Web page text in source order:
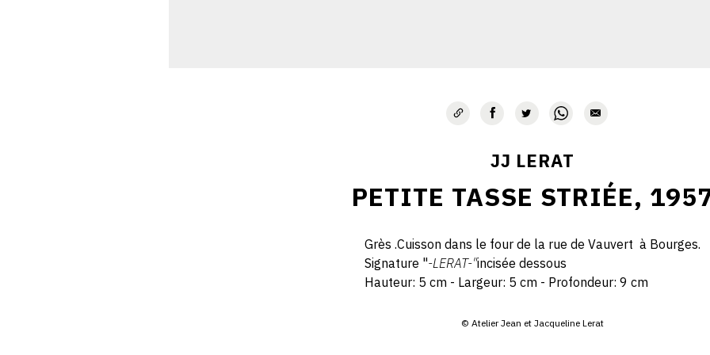
JJ LERAT
PETITE TASSE STRIÉE,
Grès .Cuisson dans le four de la rue de Vauvert à Bourges.
Signature "-LERAT-"incisée dessous
Hauteur: 5 cm - Largeur: 5 cm - Profondeur: 9 cm
© Atelier Jean et Jacqueline Lerat